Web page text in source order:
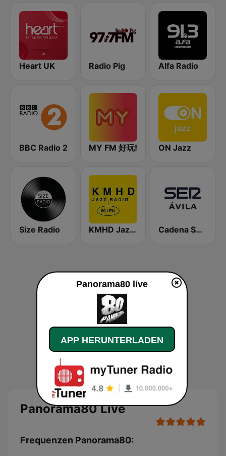
Heart UK Radio Pig Alfa Radio
BBC Radio 2 MY FM 好玩! ON Jazz
Size Radio KMHD Jazz Radio 89.1 Cadena SER Ávila
Panorama80 Live
Frequenzen Panorama80:
Panorama80 live
APP HERUNTERLADEN